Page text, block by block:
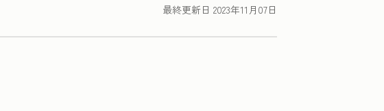
最終更新日 2023年11月07日